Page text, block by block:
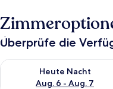
Überprüfe die
Heute Nacht
Aug. 6 - Aug. 7
Überprüfe die